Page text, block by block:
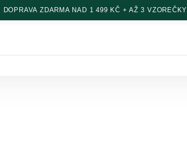
DOPRAVA ZDARMA NAD 1 499 KČ + AŽ 3 VZOREČKY